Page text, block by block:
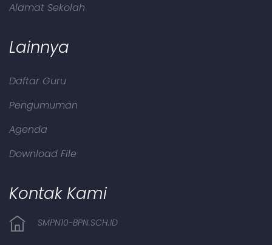
Alamat Sekolah
Lainnya
Daftar Guru
Pengumuman
Agenda
Download File
Kontak Kami
SMPN10-BPN.SCH.ID